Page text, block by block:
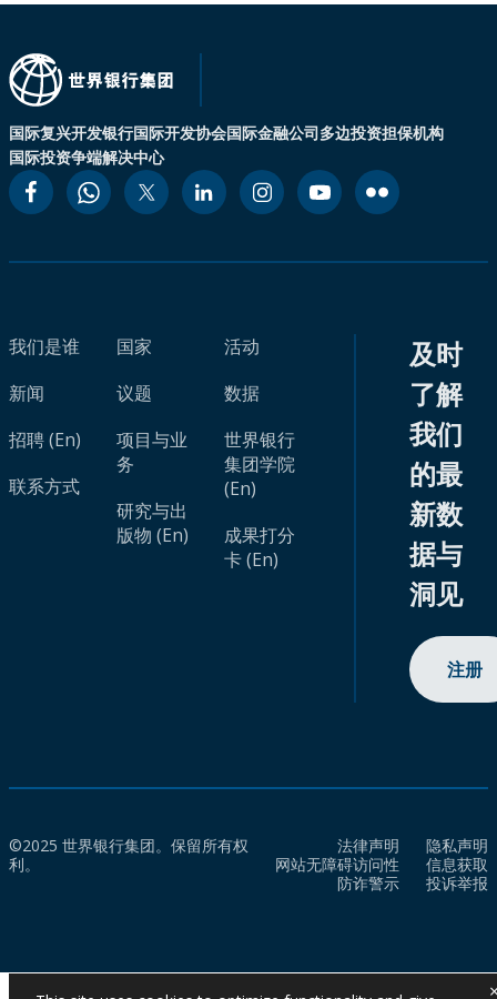
国际复兴开发银行国际开发协会国际金融公司多边投资担保机构
国际投资争端解决中心
我们是谁
新闻
招聘 (En)
联系方式
国家
议题
项目与业
务
研究与出
版物 (En)
活动
数据
世界银行
集团学院
(En)
成果打分
卡 (En)
及时
了解
我们
的最
新数
据与
洞见
注册
©2025 世界银行集团。保留所有权
利。
法律声明
隐私声明
网站无障碍访问性
信息获取
防诈警示
投诉举报